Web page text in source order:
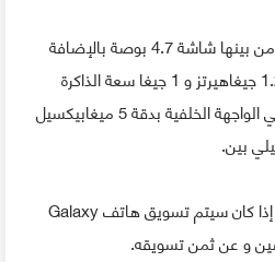
الهاتف سيأتي بمميزات تقنية من بينها شاشة 4.7 بوصة بالإضافة
إلى معالج رباعي النواة بتردد 1.2 جيغاهيرتز و 1 جيغا سعة الذاكرة
الحية, كما أنه سيأتي بكاميرا في الواجهة الخلفية بدقة 5 ميغابيكسيل
ومن غير المعروف إلى الأن ما إذا كان سيتم تسويق هاتف Galaxy